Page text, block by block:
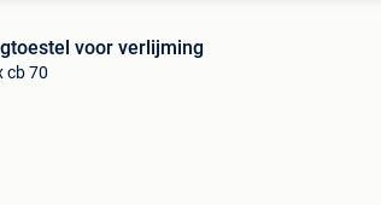
voor verlijming
cb 70